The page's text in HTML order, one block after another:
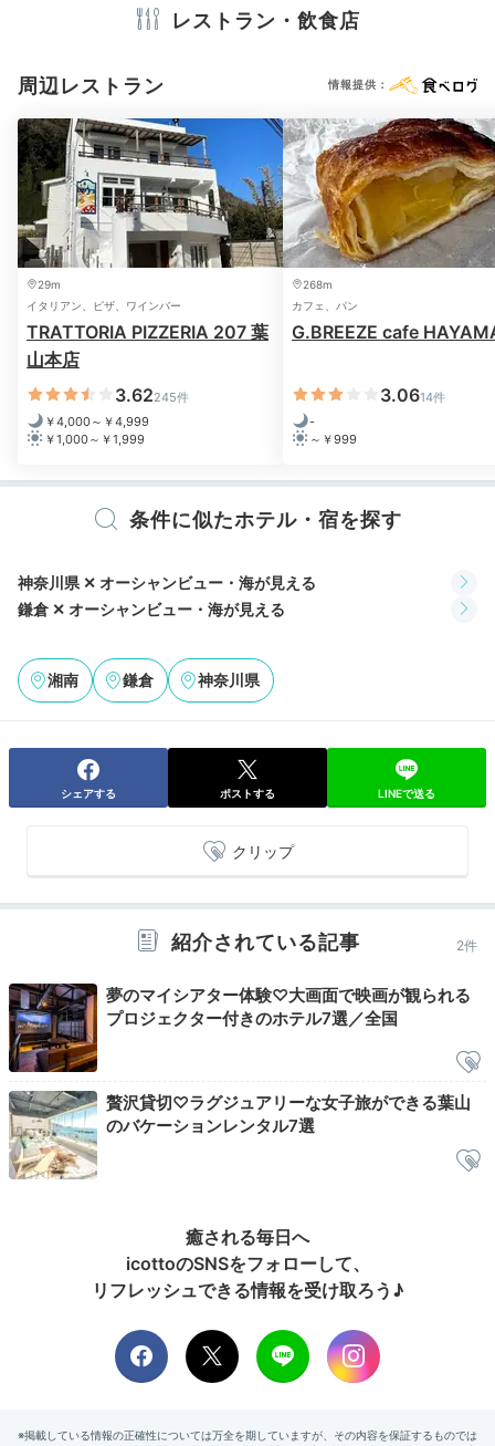
お風呂が海辺にあり景色が良いので、水着に着替えてワ
インを飲みました！
宿公式
施設スタッフのおすすめ
代表の小林
目の前に海が広がるビューバスでは、海との一体感を感
じられます。テラスでBBQもでき、水着で楽しむことが
Dinner
18:00
好きなものを選んで
気ままな夕食
しめます。キッチン完備で、調理道具も揃っていますし
shoko_416
私達は車で約10分の「レストラン ラ・マーレ」で、葉山牛を中心と
したフレンチのコースをいただきました。雰囲気もサービスも素晴
らしくコスパ◎。
会話が弾む
※設備・アメニティは、確認が取れている情報を表示しています。
レストラン・飲食店
周辺レストラン 情報提供：
29m
イタリアン、ピザ、ワインバー
TRATTORIA PIZZERIA 207 葉
山本店
3.62245件
￥4,000～￥4,999
￥1,000～￥1,999
268m
カフェ、パン
G.BREEZE cafe
3.0614件
-
～￥999
条件に似たホテル・宿を探す
神奈川県 ✕ オーシャンビュー・海が見える
鎌倉 ✕ オーシャンビュー・海が見える
湘南 鎌倉 神奈川県
シェアする ポストする LINEで送る
クリップ
紹介されている記事 2件
夢のマイシアター体験♡大画面で映画が観られる
プロジェクター付きのホテル7選／全国
贅沢貸切♡ラグジュアリーな女子旅ができる葉山
のバケーションレンタル7選
癒される毎日へ
icottoのSNSをフォローして、
リフレッシュできる情報を受け取ろう♪